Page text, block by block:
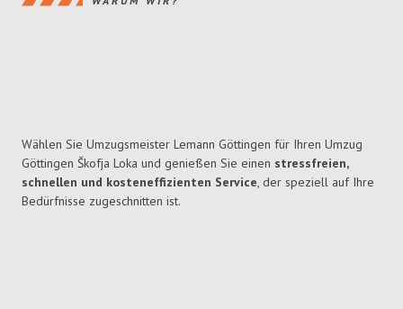
Wählen Sie Umzugsmeister Lemann Göttingen für Ihren Umzug
Göttingen Škofja Loka und genießen Sie einen stressfreien,
schnellen und kosteneffizienten Service, der speziell auf Ihre
Bedürfnisse zugeschnitten ist.